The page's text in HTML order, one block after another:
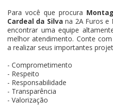
Para você que procura
Cardeal da Silvana 2A Furos e
encontrar uma equipe
melhor atendimento. Conte
a realizar seus importantes
- Comprometimento
- Respeito
- Responsabilidade
- Transparência
- Valorização